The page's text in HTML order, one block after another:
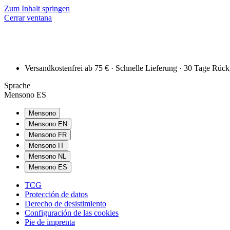
Zum Inhalt springen
Cerrar ventana
Versandkostenfrei ab 75 € · Schnelle Lieferung · 30 Tage
Sprache
Mensono ES
Mensono
Mensono EN
Mensono FR
Mensono IT
Mensono NL
Mensono ES
TCG
Protección de datos
Derecho de desistimiento
Configuración de las cookies
Pie de imprenta